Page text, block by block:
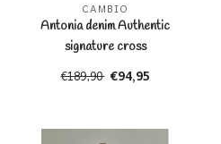
CAMBIO
Antonia denim Authentic
signature cross
SuperbleachedFring
€189,90 €94,95